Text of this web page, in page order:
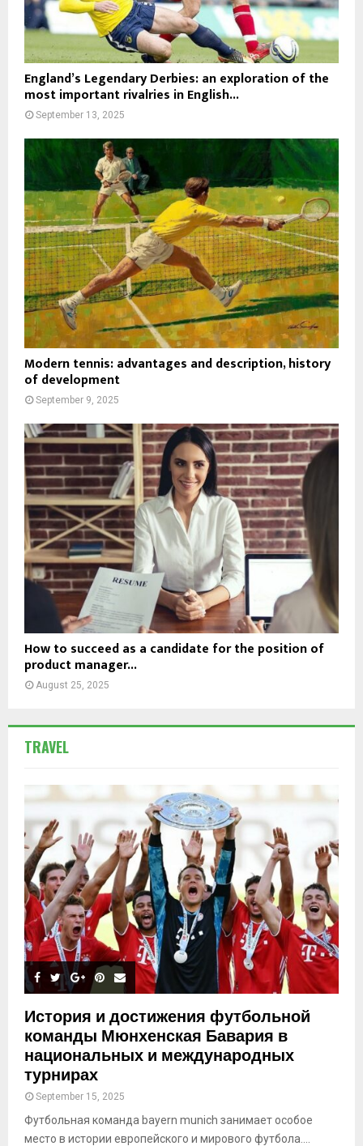
England’s Legendary Derbies: an exploration of the
most important rivalries in English...
September 13, 2025
Modern tennis: advantages and description, history
of development
September 9, 2025
How to succeed as a candidate for the position of
product manager...
August 25, 2025
TRAVEL
История и достижения футбольной
команды Мюнхенская Бавария в
национальных и международных
турнирах
September 15, 2025
Футбольная команда bayern munich занимает особое
место в истории европейского и мирового футбола....